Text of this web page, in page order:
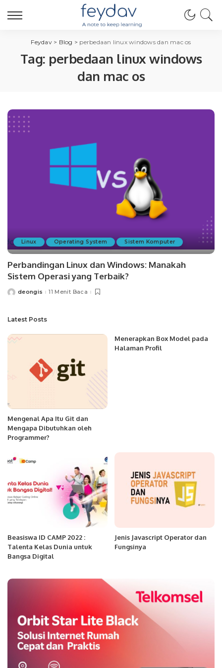
Feydav> Blog > perbedaan linux windows dan mac os
Tag: perbedaan linux windows
dan mac os
Linux Operating System Sistem Komputer
Perbandingan Linux dan Windows: Manakah
Sistem Operasi yang Terbaik?
Posteddeongis 11 Menit Baca
Latest Posts
Mengenal Apa Itu Git dan
Mengapa Dibutuhkan oleh
Programmer?
Menerapkan Box Model pada
Halaman Profil
Beasiswa ID CAMP 2022 :
Talenta Kelas Dunia untuk
Bangsa Digital
Jenis Javascript Operator dan
Fungsinya